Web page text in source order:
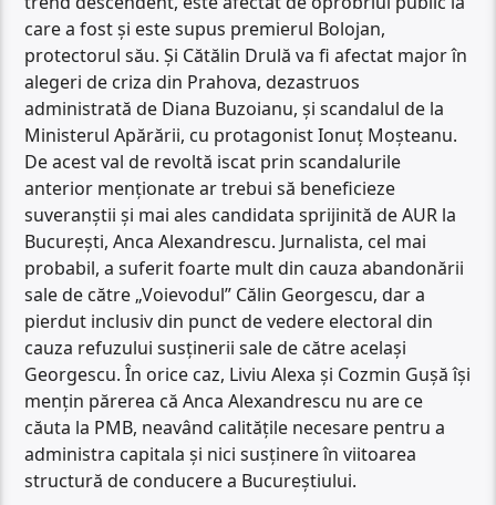
care a fost și este supus premierul Bolojan,
protectorul său. Și Cătălin Drulă va fi afectat major în
alegeri de criza din Prahova, dezastruos
administrată de Diana Buzoianu, și scandalul de la
Ministerul Apărării, cu protagonist Ionuț Moșteanu.
De acest val de revoltă iscat prin scandalurile
anterior menționate ar trebui să beneficieze
suveranștii și mai ales candidata sprijinită de AUR la
București, Anca Alexandrescu. Jurnalista, cel mai
probabil, a suferit foarte mult din cauza abandonării
sale de către „Voievodul” Călin Georgescu, dar a
pierdut inclusiv din punct de vedere electoral din
cauza refuzului susținerii sale de către același
Georgescu. În orice caz, Liviu Alexa și Cozmin Gușă își
mențin părerea că Anca Alexandrescu nu are ce
căuta la PMB, neavând calitățile necesare pentru a
administra capitala și nici susținere în viitoarea
structură de conducere a Bucureștiului.